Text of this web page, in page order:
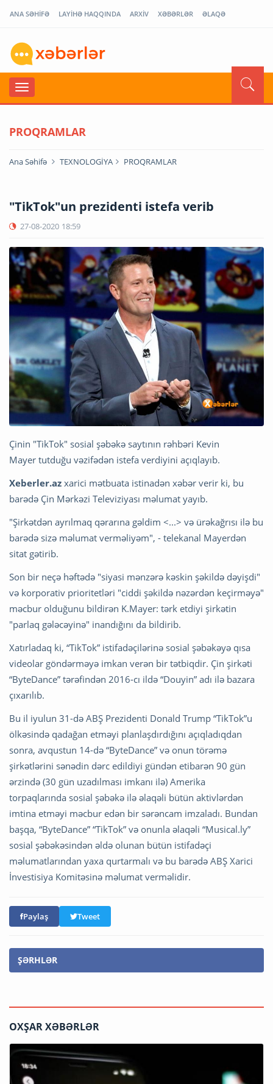
ANA SƏHİFƏ LAYİHƏ HAQQINDA ARXİV XƏBƏRLƏR ƏLAQƏ
PROQRAMLAR
Ana Səhifə TEXNOLOGİYA PROQRAMLAR
"TikTok"un prezidenti istefa verib
27-08-2020 18:59
Çinin "TikTok" sosial şəbəkə saytının rəhbəri Kevin
Mayer tutduğu vəzifədən istefa verdiyini açıqlayıb.
Xeberler.az xarici mətbuata istinadən xəbər verir ki, bu
barədə Çin Mərkəzi Televiziyası məlumat yayıb.
"Şirkətdən ayrılmaq qərarına gəldim <...> və ürəkağrısı ilə bu
barədə sizə məlumat verməliyəm", - telekanal Mayerdən
sitat gətirib.
Son bir neçə həftədə "siyasi mənzərə kəskin şəkildə dəyişdi"
və korporativ prioritetləri "ciddi şəkildə nəzərdən keçirməyə"
məcbur olduğunu bildirən K.Mayer: tərk etdiyi şirkətin
"parlaq gələcəyinə" inandığını da bildirib.
Xatırladaq ki, “TikTok” istifadəçilərinə sosial şəbəkəyə qısa
videolar göndərməyə imkan verən bir tətbiqdir. Çin şirkəti
“ByteDance” tərəfindən 2016-cı ildə “Douyin” adı ilə bazara
çıxarılıb.
Bu il iyulun 31-də ABŞ Prezidenti Donald Trump “TikTok”u
ölkəsində qadağan etməyi planlaşdırdığını açıqladıqdan
sonra, avqustun 14-də “ByteDance” və onun törəmə
şirkətlərini sənədin dərc edildiyi gündən etibarən 90 gün
ərzində (30 gün uzadılması imkanı ilə) Amerika
torpaqlarında sosial şəbəkə ilə əlaqəli bütün aktivlərdən
imtina etməyi məcbur edən bir sərəncam imzaladı. Bundan
başqa, “ByteDance” “TikTok” və onunla əlaqəli “Musical.ly”
sosial şəbəkəsindən əldə olunan bütün istifadəçi
məlumatlarından yaxa qurtarmalı və bu barədə ABŞ Xarici
İnvestisiya Komitəsinə məlumat verməlidir.
Paylaş Tweet
ŞƏRHLƏR
OXŞAR XƏBƏRLƏR